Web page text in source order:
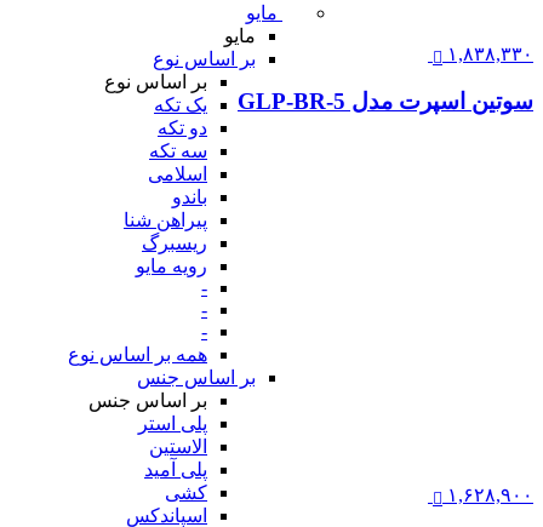
مایو
مایو
بر اساس نوع
بر اساس نوع
یک تکه
دو تکه
سه تکه
اسلامی
باندو
پیراهن شنا
ریسبرگ
رویه مایو
-
-
-
همه بر اساس نوع
بر اساس جنس
بر اساس جنس
پلی استر
الاستین
پلی آمید
کشی
اسپاندکس
۱,۸۳۸,۳۳۰
سوتین اسپرت مدل GLP-BR-5
۱,۶۲۸,۹۰۰